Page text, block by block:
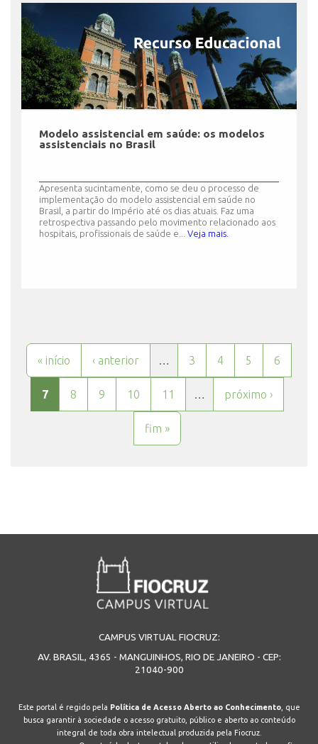
Modelo assistencial em saúde: os modelos
assistenciais no Brasil
Apresenta sucintamente, como se deu o processo de
implementação do modelo assistencial em saúde no
Brasil, a partir do Império até os dias atuais. Faz uma
retrospectiva passando pelo movimento relacionado aos
hospitais, profissionais de saúde e... Veja mais.
Páginas
« início ‹ anterior … 3 4 5 6
7 8 9 10 11 … próximo ›
fim »
CAMPUS VIRTUAL FIOCRUZ:
AV. BRASIL, 4365 - MANGUINHOS, RIO DE JANEIRO - CEP:
21040-900
Este portal é regido pela Política de Acesso Aberto ao Conhecimento, que
busca garantir à sociedade o acesso gratuito, público e aberto ao conteúdo
integral de toda obra intelectual produzida pela Fiocruz.